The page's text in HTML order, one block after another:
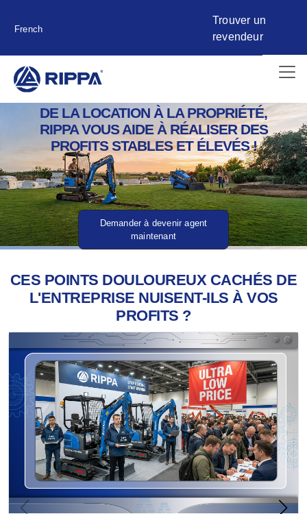
French
Trouver un
revendeur
DE LA LOCATION À LA PROPRIÉTÉ,
RIPPA VOUS AIDE À RÉALISER DES
PROFITS STABLES ET ÉLEVÉS !
Demander à devenir agent
maintenant
CES POINTS DOULOUREUX CACHÉS DE
L'ENTREPRISE NUISENT-ILS À VOS
PROFITS ?